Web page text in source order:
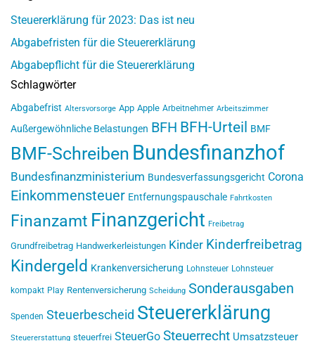
Steuererklärung für 2023: Das ist neu
Abgabefristen für die Steuererklärung
Abgabepflicht für die Steuererklärung
Schlagwörter
Abgabefrist Altersvorsorge App Apple Arbeitnehmer Arbeitszimmer
Außergewöhnliche Belastungen BFH BFH-Urteil BMF
BMF-Schreiben Bundesfinanzhof
Bundesfinanzministerium Bundesverfassungsgericht Corona
Einkommensteuer Entfernungspauschale Fahrtkosten
Finanzamt Finanzgericht Freibetrag
Grundfreibetrag Handwerkerleistungen Kinder Kinderfreibetrag
Kindergeld Krankenversicherung Lohnsteuer Lohnsteuer
kompakt Play Rentenversicherung Scheidung Sonderausgaben
Spenden Steuerbescheid Steuererklärung
Steuererstattung steuerfrei SteuerGo Steuerrecht Umsatzsteuer